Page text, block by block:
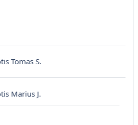
Tomas S.
Marius J.